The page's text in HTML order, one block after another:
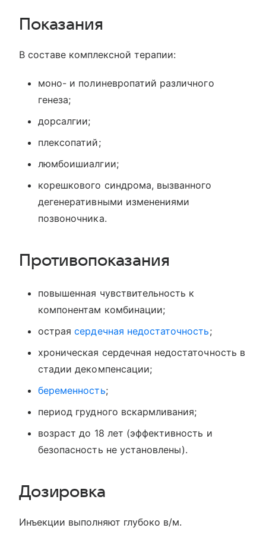
Показания
В составе комплексной терапии:
моно- и полиневропатий различного
генеза;
дорсалгии;
плексопатий;
люмбоишиалгии;
корешкового синдрома, вызванного
дегенеративными изменениями
позвоночника.
Противопоказания
повышенная чувствительность к
компонентам комбинации;
остраясердечная недостаточность;
хроническая сердечная недостаточность в
стадии декомпенсации;
беременность;
период грудного вскармливания;
возраст до 18 лет (эффективность и
безопасность не установлены).
Дозировка
Инъекции выполняют глубоко в/м.